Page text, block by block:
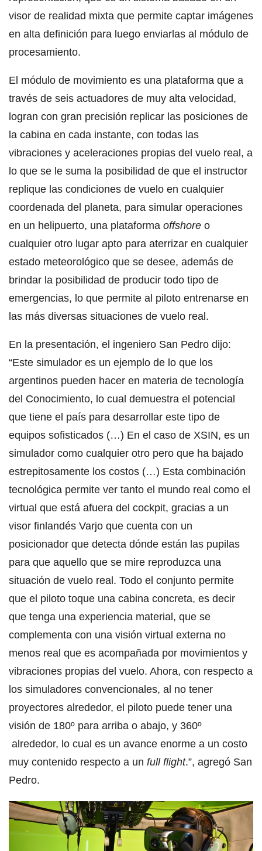
visor de realidad mixta que permite captar imágenes
en alta definición para luego enviarlas al módulo de
procesamiento.
El módulo de movimiento es una plataforma que a
través de seis actuadores de muy alta velocidad,
logran con gran precisión replicar las posiciones de
la cabina en cada instante, con todas las
vibraciones y aceleraciones propias del vuelo real, a
lo que se le suma la posibilidad de que el instructor
replique las condiciones de vuelo en cualquier
coordenada del planeta, para simular operaciones
en un helipuerto, una plataforma offshore o
cualquier otro lugar apto para aterrizar en cualquier
estado meteorológico que se desee, además de
brindar la posibilidad de producir todo tipo de
emergencias, lo que permite al piloto entrenarse en
las más diversas situaciones de vuelo real.
En la presentación, el ingeniero San Pedro dijo:
“Este simulador es un ejemplo de lo que los
argentinos pueden hacer en materia de tecnología
del Conocimiento, lo cual demuestra el potencial
que tiene el país para desarrollar este tipo de
equipos sofisticados (…) En el caso de XSIN, es un
simulador como cualquier otro pero que ha bajado
estrepitosamente los costos (…) Esta combinación
tecnológica permite ver tanto el mundo real como el
virtual que está afuera del cockpit, gracias a un
visor finlandés Varjo que cuenta con un
posicionador que detecta dónde están las pupilas
para que aquello que se mire reproduzca una
situación de vuelo real. Todo el conjunto permite
que el piloto toque una cabina concreta, es decir
que tenga una experiencia material, que se
complementa con una visión virtual externa no
menos real que es acompañada por movimientos y
vibraciones propias del vuelo. Ahora, con respecto a
los simuladores convencionales, al no tener
proyectores alrededor, el piloto puede tener una
visión de 180º para arriba o abajo, y 360º
alrededor, lo cual es un avance enorme a un costo
muy contenido respecto a un full flight.”, agregó San
Pedro.